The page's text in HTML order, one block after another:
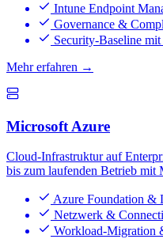
Intune Endpoint
Governance &
Security-Baseline
Mehr erfahren →
Microsoft Azure
Cloud-Infrastruktur auf
bis zum laufenden Betrieb
Azure Foundation &
Netzwerk &
Workload-Migration